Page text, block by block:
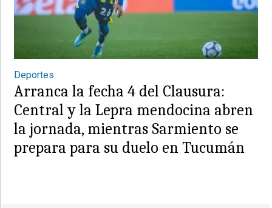
Deportes
Arranca la fecha 4 del Clausura:
Central y la Lepra mendocina abren
la jornada, mientras Sarmiento se
prepara para su duelo en Tucumán